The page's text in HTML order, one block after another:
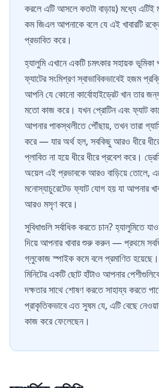
করলে এটি আসলে কতটা বাড়ায়) মধ্যে
কম জিএল আপনাকে বলে যে এই খাবারটি
প্রভাবিত করে।
হ্যালুমি এখানে একটি চমৎকার সহায়ক
ফ্যাটের সংমিশ্রণ স্বাভাবিকভাবেই হজম
আপনি যে কোনো কার্বোহাইড্রেট খান তার
মতো কাজ করে। যখন প্রোটিন এবং ফ্যাট
আপনার পাকস্থলীতে পৌঁছায়, তখন তারা
করে — যার অর্থ হল, সবকিছু আরও ধীরে
প্লাবিত না হয়ে ধীরে ধীরে প্রবেশ করে।
অয়েল এই প্রভাবকে আরও বাড়িয়ে তোলে,
মনোস্যাচুরেটেড ফ্যাট যোগ হয় যা আপনার
আরও মসৃণ করে।
সুবিধাগুলি সর্বাধিক করতে চান? হ্যালুমিতে
দিয়ে আপনার খাবার শুরু করুন — প্রথমে সবজি
গ্লুকোজ স্পাইক কমে বলে প্রমাণিত
মিনিটের একটি ছোট হাঁটাও আপনার
দক্ষতার সাথে শোষণ করতে সাহায্য করতে
প্রাকৃতিকভাবে এত সুষম যে, এটি বেছে
কাজ করে ফেলেছেন।